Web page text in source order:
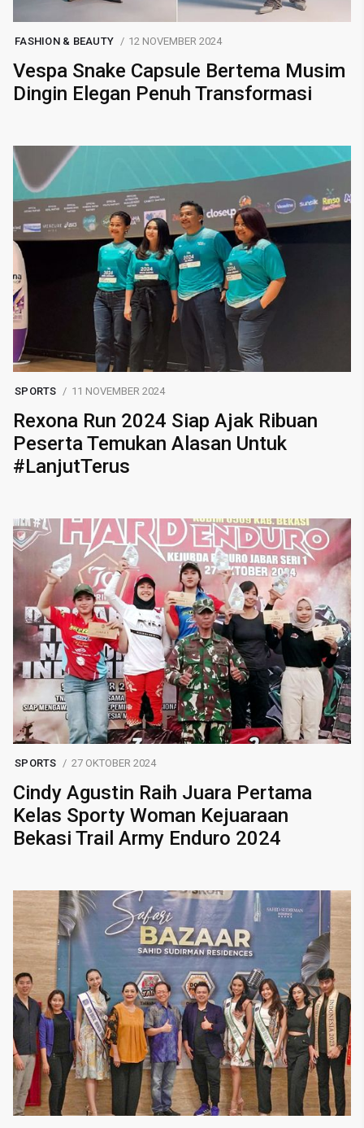
FASHION & BEAUTY 12 NOVEMBER 2024
Vespa Snake Capsule Bertema Musim
Dingin Elegan Penuh Transformasi
SPORTS 11 NOVEMBER 2024
Rexona Run 2024 Siap Ajak Ribuan
Peserta Temukan Alasan Untuk
#LanjutTerus
SPORTS 27 OKTOBER 2024
Cindy Agustin Raih Juara Pertama
Kelas Sporty Woman Kejuaraan
Bekasi Trail Army Enduro 2024